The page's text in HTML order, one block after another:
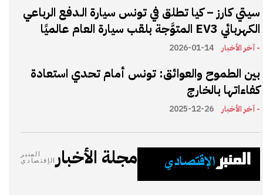
سيتي كارز – كيا تطلق في تونس سيارة الـدفع الرباعي
الكهربائي EV3 المتوَّجة بلقب سيارة العام عالميًا
- آخر الأخبار 2026-01-14
بين الطموح والعوائق: تونس أمام تحدي استعادة
كفاءاتها بالخارج
- آخر الأخبار 2025-12-26
مجلة الأخبار
المنبر
الإقتصادي